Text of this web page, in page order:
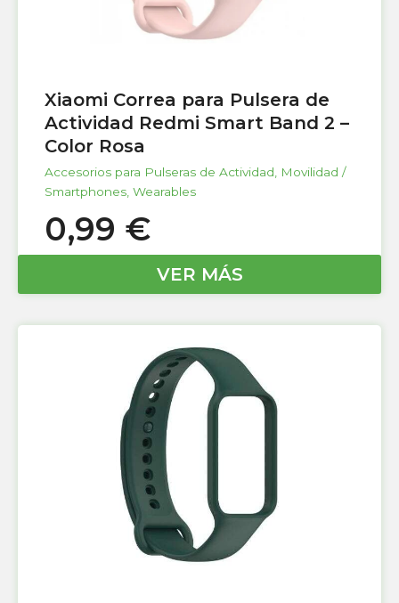
Xiaomi Correa para Pulsera de
Actividad Redmi Smart Band 2 –
Color Rosa
Accesorios para Pulseras de Actividad, Movilidad /
Smartphones, Wearables
0,99 €
VER MÁS